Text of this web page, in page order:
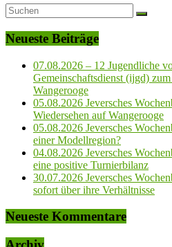
Neueste Beiträge
07.08.2026 – 12 Jugendliche
Gemeinschaftsdienst (ijgd)
Wangerooge
05.08.2026 Jeversches
Wiedersehen auf Wangerooge
05.08.2026 Jeversches
einer Modellregion?
04.08.2026 Jeversches
eine positive Turnierbilanz
30.07.2026 Jeversches
sofort über ihre Verhältnisse
Neueste Kommentare